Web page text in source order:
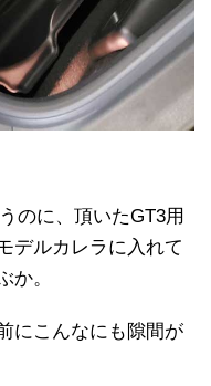
のに、頂いたGT3用
デルカレラに入れて
か。
にこんなにも隙間が